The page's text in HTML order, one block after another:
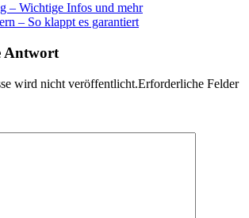
– Wichtige Infos und mehr
– So klappt es garantiert
Antwort
wird nicht veröffentlicht.Erforderliche Felder